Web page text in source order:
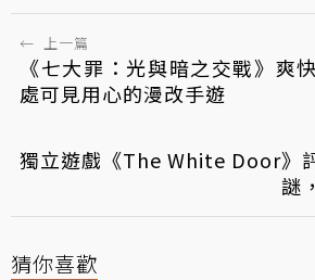
← 上一篇
《七大罪：光與暗之交戰》爽
處可見用心的漫改手遊
獨立遊戲《The White Door》
謎
猜你喜歡